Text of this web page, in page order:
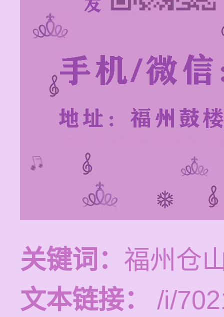
关键词： 福州仓
文本链接：
/i/